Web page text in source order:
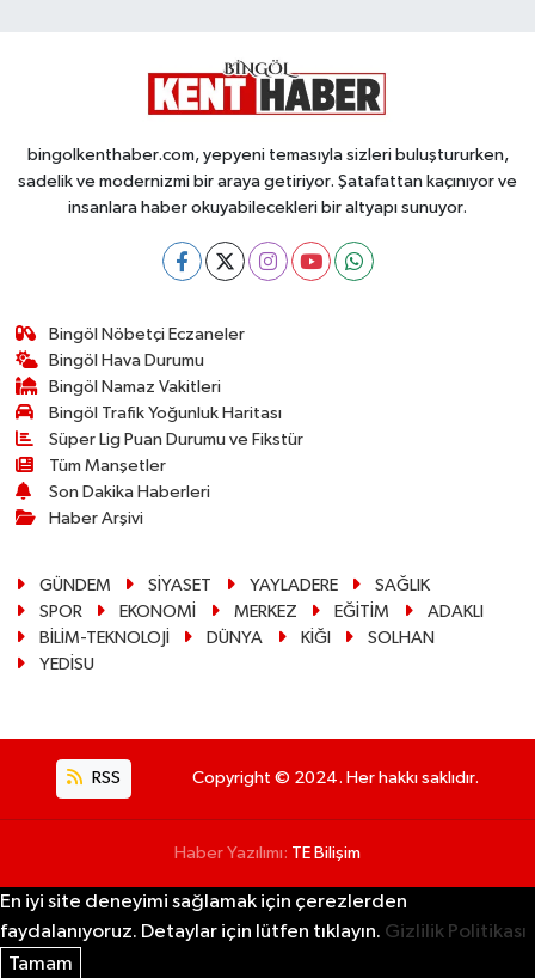
bingolkenthaber.com, yepyeni temasıyla sizleri buluştururken,
sadelik ve modernizmi bir araya getiriyor. Şatafattan kaçınıyor ve
insanlara haber okuyabilecekleri bir altyapı sunuyor.
Bingöl Nöbetçi Eczaneler
Bingöl Hava Durumu
Bingöl Namaz Vakitleri
Bingöl Trafik Yoğunluk Haritası
Süper Lig Puan Durumu ve Fikstür
Tüm Manşetler
Son Dakika Haberleri
Haber Arşivi
GÜNDEM SİYASET YAYLADERE
SAĞLIK
SPOR
EKONOMİ MERKEZ EĞİTİM
ADAKLI
BİLİM-TEKNOLOJİ
DÜNYA KİĞI
SOLHAN
YEDİSU
RSS Copyright © 2024. Her hakkı saklıdır.
Haber Yazılımı: TE Bilişim
En iyi site deneyimi sağlamak için çerezlerden
faydalanıyoruz. Detaylar için lütfen tıklayın. Gizlilik Politikası
Tamam